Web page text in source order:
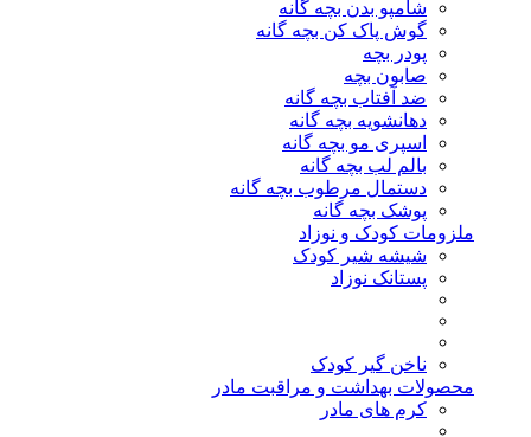
شامپو بدن بچه گانه
گوش پاک کن بچه گانه
پودر بچه
صابون بچه
ضد آفتاب بچه گانه
دهانشویه بچه گانه
اسپری مو بچه گانه
بالم لب بچه گانه
دستمال مرطوب بچه گانه
پوشک بچه گانه
ملزومات کودک و نوزاد
شیشه شیر کودک
پستانک نوزاد
ناخن گیر کودک
محصولات بهداشت و مراقبت مادر
کرم های مادر